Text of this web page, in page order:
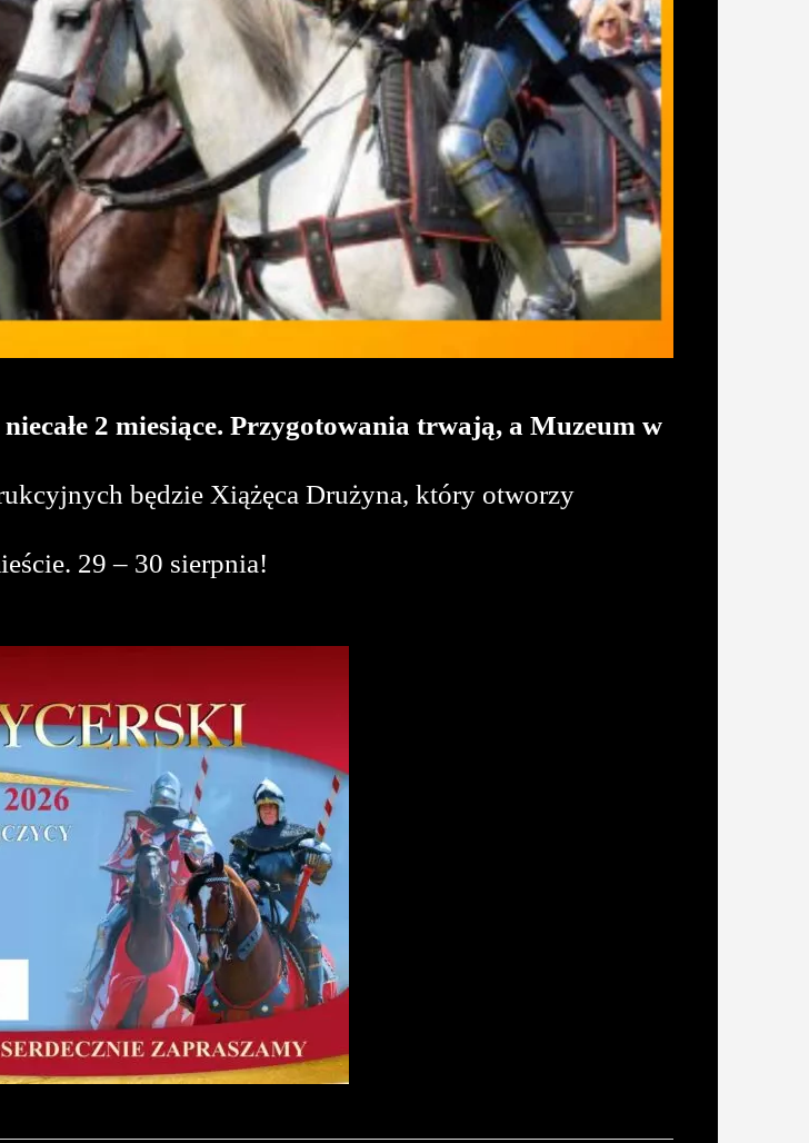
2 miesiące. Przygotowania trwają, a Muzeum w
będzie Xiążęca Drużyna, który otworzy
29 – 30 sierpnia!